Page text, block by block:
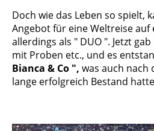
Doch wie das Leben so spielt,
Angebot für eine Weltreise
allerdings als " DUO ". Jetzt
mit Proben etc., und es
Bianca & Co ", was auch nach
lange erfolgreich Bestand